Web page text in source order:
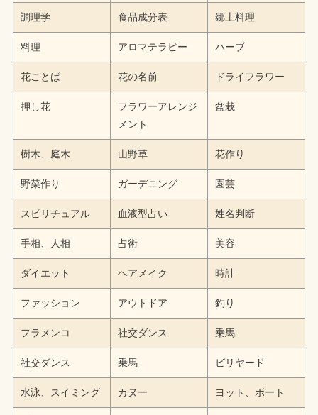
調理学 食品成分表 郷土料理
料理 アロマテラピー ハーブ
花ことば 花の名前 ドライフラワー
押し花
フラワーアレンジ
メント
盆栽
樹木、庭木 山野草 花作り
野菜作り ガーデニング 園芸
スピリチュアル 血液型占い 姓名判断
手相、人相 占術 美容
ダイエット ヘアメイク 時計
ファッション アウトドア 釣り
フラメンコ 社交ダンス 乗馬
社交ダンス 乗馬 ビリヤード
水泳、スイミング カヌー ヨット、ボート